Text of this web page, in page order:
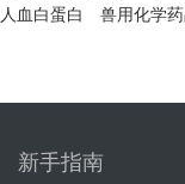
人血白蛋白
兽用化学
新手指南